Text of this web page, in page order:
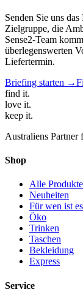
Senden Sie uns
Zielgruppe, die
Sense2-Team
überlegenswerten
Liefertermin.
Briefing starten →
find it.
love it.
keep it.
Australiens
Shop
Alle Produkte
Neuheiten
Für wen ist
Öko
Trinken
Taschen
Bekleidung
Express
Service